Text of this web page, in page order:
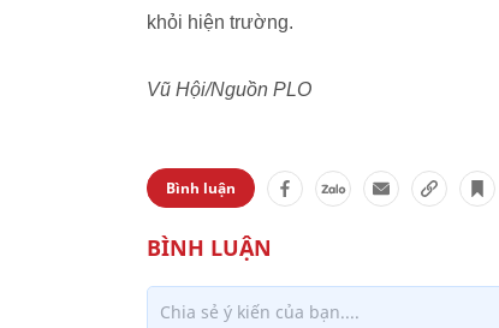
khỏi hiện trường.
Vũ Hội/Nguồn PLO
Bình luận